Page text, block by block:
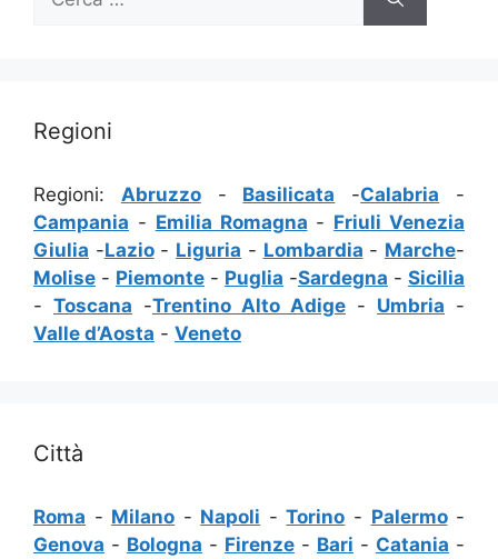
per:
Regioni
Regioni: Abruzzo- Basilicata -Calabria -
Campania - Emilia Romagna - Friuli Venezia
Giulia -Lazio- Liguria - Lombardia - Marche-
Molise - Piemonte - Puglia -Sardegna - Sicilia
- Toscana -Trentino Alto Adige - Umbria -
Valle d’Aosta - Veneto
Città
Roma - Milano - Napoli -Torino - Palermo-
Genova - Bologna - Firenze - Bari - Catania -